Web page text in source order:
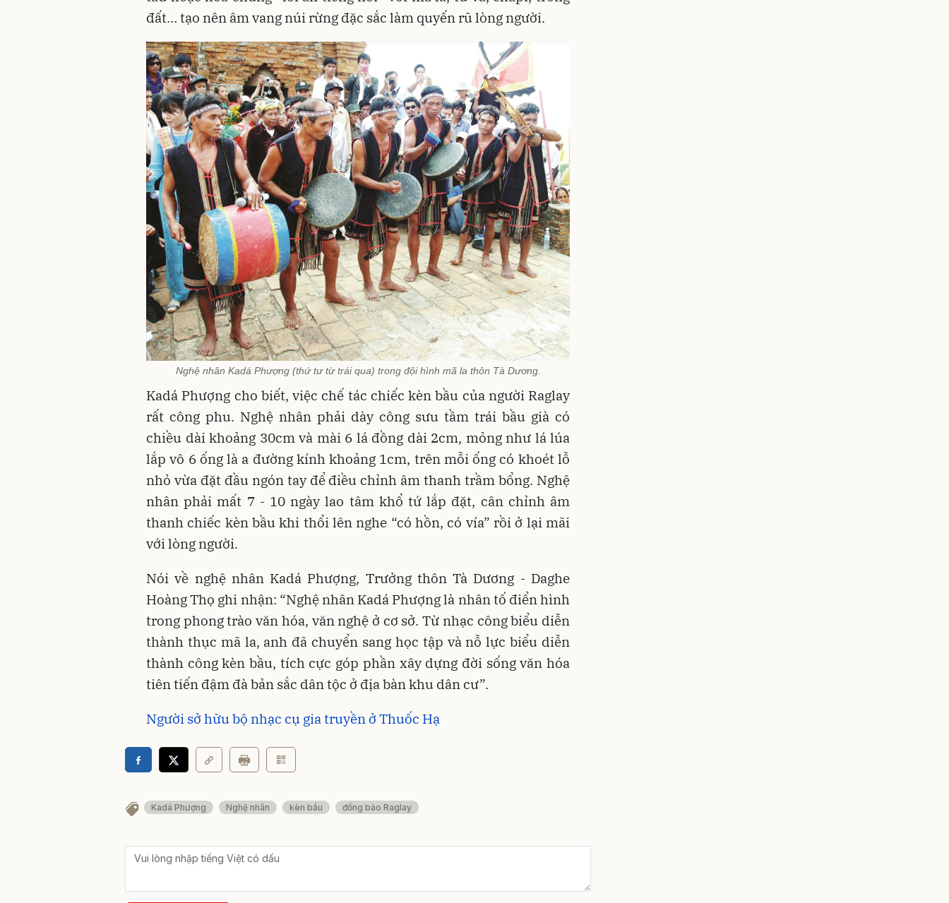
đất… tạo nên âm vang núi rừng đặc sắc làm quyến rũ lòng người.
Nghệ nhân Kadá Phượng (thứ tư từ trái qua) trong đội hình mã la thôn Tà Dương.
Kadá Phượng cho biết, việc chế tác chiếc kèn bầu của người Raglay
rất công phu. Nghệ nhân phải dày công sưu tầm trái bầu già có
chiều dài khoảng 30cm và mài 6 lá đồng dài 2cm, mỏng như lá lúa
lắp vô 6 ống là a đường kính khoảng 1cm, trên mỗi ống có khoét lỗ
nhỏ vừa đặt đầu ngón tay để điều chỉnh âm thanh trầm bổng. Nghệ
nhân phải mất 7 - 10 ngày lao tâm khổ tứ lắp đặt, cân chỉnh âm
thanh chiếc kèn bầu khi thổi lên nghe “có hồn, có vía” rồi ở lại mãi
với lòng người.
Nói về nghệ nhân Kadá Phượng, Trưởng thôn Tà Dương - Daghe
Hoàng Thọ ghi nhận: “Nghệ nhân Kadá Phượng là nhân tố điển hình
trong phong trào văn hóa, văn nghệ ở cơ sở. Từ nhạc công biểu diễn
thành thục mã la, anh đã chuyển sang học tập và nỗ lực biểu diễn
thành công kèn bầu, tích cực góp phần xây dựng đời sống văn hóa
tiên tiến đậm đà bản sắc dân tộc ở địa bàn khu dân cư”.
Người sở hữu bộ nhạc cụ gia truyền ở Thuốc Hạ
Kadá Phượng Nghệ nhân kèn bầu đồng bào Raglay